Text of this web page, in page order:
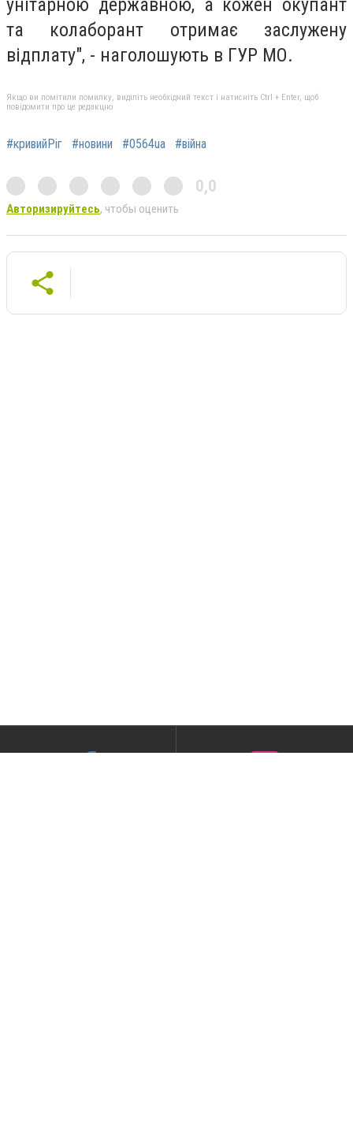
унітарною державною, а кожен окупант
та колаборант отримає заслужену
відплату", - наголошують в ГУР МО.
Якщо ви помітили помилку, виділіть необхідний текст і натисніть Ctrl + Enter, щоб
повідомити про це редакцію
#кривийРіг #новини #0564ua #війна
0,0
Авторизируйтесь, чтобы оценить